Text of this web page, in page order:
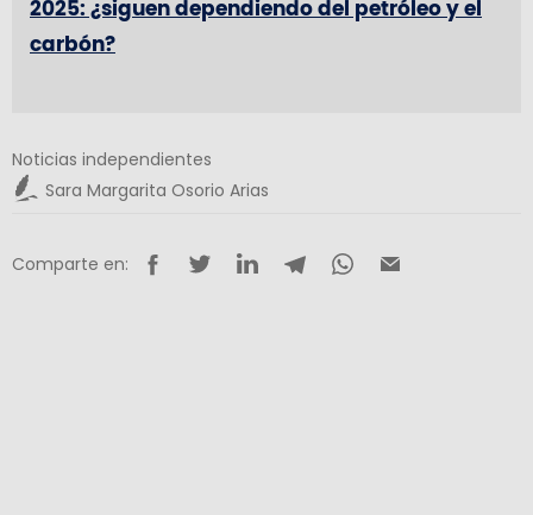
2025: ¿siguen dependiendo del petróleo y el
carbón?
Noticias independientes
Sara Margarita Osorio Arias
Comparte en: